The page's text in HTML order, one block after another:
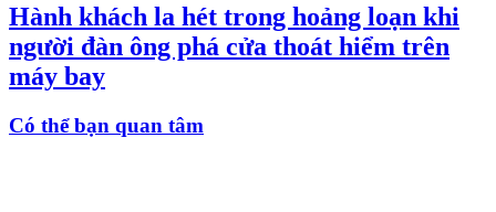
Hành khách la hét trong hoảng loạn khi
người đàn ông phá cửa thoát hiểm trên
máy bay
Có thể bạn quan tâm